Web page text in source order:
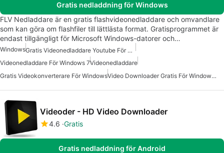
Gratis nedladdning för Windows
FLV Nedladdare är en gratis flashvideonedladdare och omvandlare
som kan göra om flashfiler till lättlästa format. Gratisprogrammet är
endast tillgängligt för Microsoft Windows-datorer och…
Windows
Gratis Videonedladdare Youtube För Windows
Videonedladdare För Windows 7Videonedladdare
Gratis Videokonverterare För Windows
Video Downloader Gratis För Windows 7
Videoder - HD Video Downloader
4.6 Gratis
Gratis nedladdning för Android